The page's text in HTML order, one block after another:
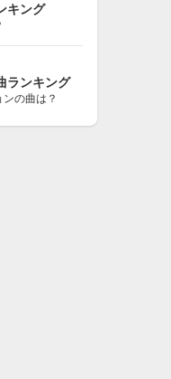
キング
ランキング
の曲は？